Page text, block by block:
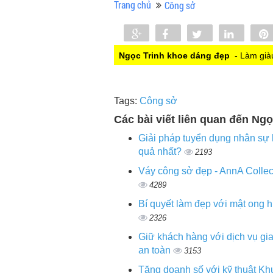
Trang chủ Công sở
Share Share Tweet Share
0
Ngọc Trinh khoe dáng đẹp - Làm
Tags: Công sở
Các bài viết liên quan đến
Giải pháp tuyển dụng nhân sự
quả nhất?
2193
Váy công sở đẹp - AnnA
4289
Bí quyết làm đẹp với mật ong
2326
Giữ khách hàng với dịch vụ
an toàn
3153
Tăng doanh số với kỹ thuật